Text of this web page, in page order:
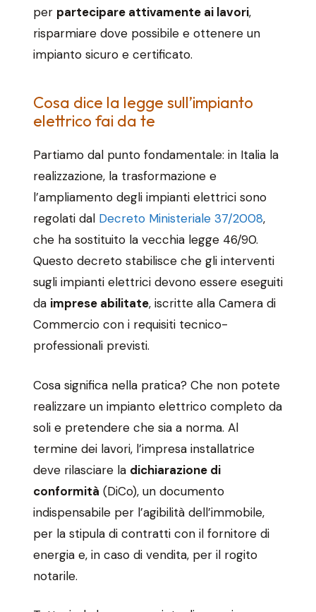
per partecipare attivamente ai lavori,
risparmiare dove possibile e ottenere un
impianto sicuro e certificato.
Cosa dice la legge sull’impianto
elettrico fai da te
Partiamo dal punto fondamentale: in Italia la
realizzazione, la trasformazione e
l’ampliamento degli impianti elettrici sono
regolati dal Decreto Ministeriale 37/2008,
che ha sostituito la vecchia legge 46/90.
Questo decreto stabilisce che gli interventi
sugli impianti elettrici devono essere eseguiti
da imprese abilitate, iscritte alla Camera di
Commercio con i requisiti tecnico-
professionali previsti.
Cosa significa nella pratica? Che non potete
realizzare un impianto elettrico completo da
soli e pretendere che sia a norma. Al
termine dei lavori, l’impresa installatrice
deve rilasciare la dichiarazione di
conformità (DiCo), un documento
indispensabile per l’agibilità dell’immobile,
per la stipula di contratti con il fornitore di
energia e, in caso di vendita, per il rogito
notarile.